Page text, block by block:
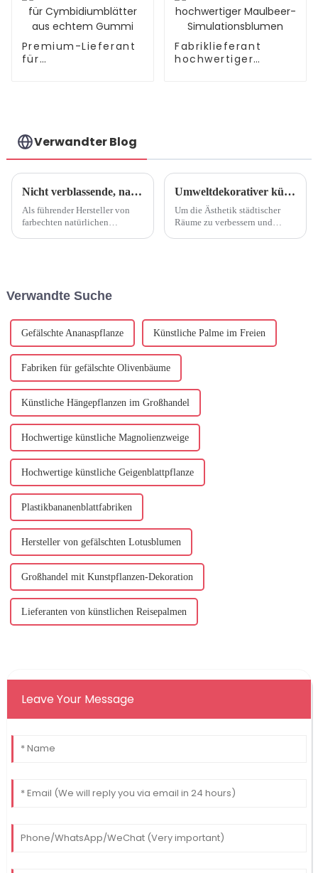
Premium-Lieferant
für
Fabriklieferant
hochwertiger
Verwandter Blog
Nicht verblassende, natürliche Simulation von Anthurium: Hochwertige Herstellung
Als führender Hersteller von
farbechten natürlichen
produzieren.
Umweltdekorativer künstlicher Baum
Um die Ästhetik städtischer
Räume zu verbessern und
entwerfen und zu installieren ...
Verwandte Suche
Gefälschte Ananaspflanze Künstliche Palme im Freien
Fabriken für gefälschte Olivenbäume
Künstliche Hängepflanzen im Großhandel
Hochwertige künstliche Magnolienzweige
Hochwertige künstliche Geigenblattpflanze
Plastikbananenblattfabriken
Hersteller von gefälschten Lotusblumen
Großhandel mit Kunstpflanzen-Dekoration
Lieferanten von künstlichen Reisepalmen
Leave Your Message